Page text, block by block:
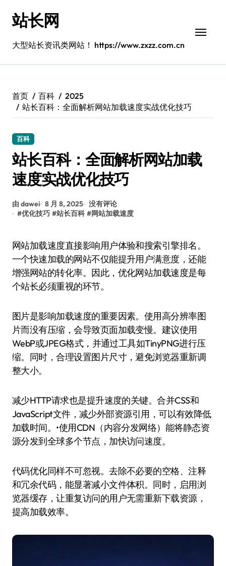
站长网
大型站长资讯类网站！ https://www.zxzz.com.cn
首页 百科
2025
站长百科：全面解析网站加载速度实战优化技巧
百科
站长百科：全面解析网站加载
速度实战优化技巧
由 dawei 8 月 8, 2025 没有评论
#优化技巧 #站长百科 #网站加载速度
网站加载速度直接影响用户体验和搜索引擎排名。
一个快速加载的网站不仅能提升用户满意度，还能
增强网站的转化率。因此，优化网站加载速度是每
个站长必须重视的环节。
图片是影响加载速度的重要因素。使用高分辨率图
片而没有压缩，会导致页面加载变慢。建议使用
WebP或JPEG格式，并通过工具如TinyPNG进行压
缩。同时，合理设置图片尺寸，避免浏览器重新调
整大小。
减少HTTP请求也是提升速度的关键。合并CSS和
JavaScript文件，减少外部资源引用，可以有效降低
加载时间。•使用CDN（内容分发网络）能将静态资
源分发到全球多个节点，加快访问速度。
代码优化同样不可忽视。去除不必要的空格、注释
和冗余代码，能显著减小文件体积。同时，启用浏
览器缓存，让重复访问的用户无需重新下载资源，
提高加载效率。